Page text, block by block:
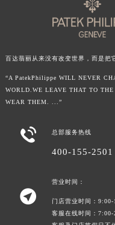
百达翡丽从来没有改变世界，而是把
“A PatekPhilippe WILL NEVER
WORLD.WE LEAVE THAT TO THE
WEAR THEM. ...”
 总部服务热线
400-155-2501

营业时间：
门店营业时间：9:00-
客服在线时间：7:00-